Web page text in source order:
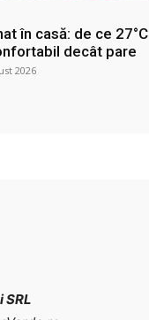
în casă: de ce 27°C
decât pare
2026
SRL